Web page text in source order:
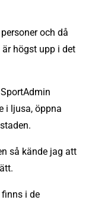
och då
högst upp i det
i ljusa, öppna
så kände jag att
i de